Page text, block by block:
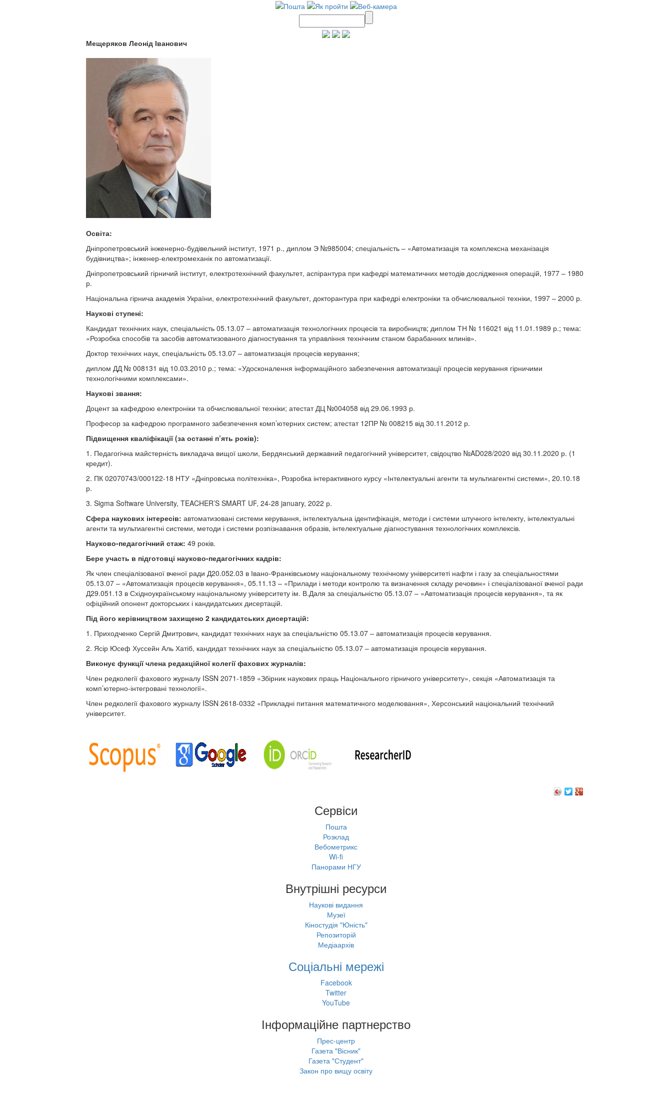
Мещеряков Леонід Іванович
Освіта:
Дніпропетровський інженерно-будівельний інститут, 1971 р., диплом Э №985004; спеціальність – «Автоматизація та комплексна механізація
будівництва»; інженер-електромеханік по автоматизації.
Дніпропетровський гірничий інститут, електротехнічний факультет, аспірантура при кафедрі математичних методів дослідження операцій, 1977 – 1980
р.
Національна гірнича академія України, електротехнічний факультет, докторантура при кафедрі електроніки та обчислювальної техніки, 1997 – 2000 р.
Наукові ступені:
Кандидат технічних наук, спеціальність 05.13.07 – автоматизація технологічних процесів та виробництв; диплом ТН № 116021 від 11.01.1989 р.; тема:
«Розробка способів та засобів автоматизованого діагностування та управління технічним станом барабанних млинів».
Доктор технічних наук, спеціальність 05.13.07 – автоматизація процесів керування;
диплом ДД № 008131 від 10.03.2010 р.; тема: «Удосконалення інформаційного забезпечення автоматизації процесів керування гірничими
технологічними комплексами».
Наукові звання:
Доцент за кафедрою електроніки та обчислювальної техніки; атестат ДЦ №004058 від 29.06.1993 р.
Професор за кафедрою програмного забезпечення комп’ютерних систем; атестат 12ПР № 008215 від 30.11.2012 р.
Підвищення кваліфікації (за останні п’ять років):
1. Педагогічна майстерність викладача вищої школи, Бердянський державний педагогічний університет, свідоцтво №AD028/2020 від 30.11.2020 р. (1
кредит).
2. ПК 02070743/000122-18 НТУ «Дніпровська політехніка», Розробка інтерактивного курсу «Інтелектуальні агенти та мультиагентні системи», 20.10.18
р.
3. Sigma Software University, TEACHER’S SMART UP, 24-28 january, 2022 р.
Сфера наукових інтересів: автоматизовані системи керування, інтелектуальна ідентифікація, методи і системи штучного інтелекту, інтелектуальні
агенти та мультиагентні системи, методи і системи розпізнавання образів, інтелектуальне діагностування технологічних комплексів.
Науково-педагогічний стаж: 49 років.
Бере участь в підготовці науково-педагогічних кадрів:
Як член спеціалізованої вченої ради Д20.052.03 в Івано-Франківському національному технічному університеті нафти і газу за спеціальностями
05.13.07 – «Автоматизація процесів керування», 05.11.13 – «Прилади і методи контролю та визначення складу речовин» і спеціалізованої вченої ради
Д29.051.13 в Східноукраїнському національному університету ім. В.Даля за спеціальністю 05.13.07 – «Автоматизація процесів керування», та як
офіційний опонент докторських і кандидатських дисертацій.
Під його керівництвом захищено 2 кандидатських дисертацій:
1. Приходченко Сергій Дмитрович, кандидат технічних наук за спеціальністю 05.13.07 – автоматизація процесів керування.
2. Ясір Юсеф Хуссейн Аль Хатіб, кандидат технічних наук за спеціальністю 05.13.07 – автоматизація процесів керування.
Виконує функції члена редакційної колегії фахових журналів:
Член редколегії фахового журналу ISSN 2071-1859 «Збірник наукових праць Національного гірничого університету», секція «Автоматизація та
комп’ютерно-інтегровані технології».
Член редколегії фахового журналу ISSN 2618-0332 «Прикладні питання математичного моделювання», Херсонський національний технічний
університет.
Сервіси
Пошта
Розклад
Вебометрикс
Wi-fi
Панорами НГУ
Внутрішні ресурси
Наукові видання
Музеї
Кіностудія "Юність"
Репозиторій
Медіаархів
Соціальні мережі
Facebook
Twitter
YouTube
Інформаційне партнерство
Прес-центр
Газета "Вісник"
Газета "Студент"
Закон про вищу освіту